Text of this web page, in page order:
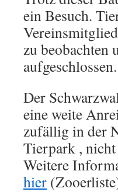
ein Besuch.
zu beobachten
aufgeschlossen.
Der
eine weite
zufällig in der
Tierpark ,
Weitere
hier